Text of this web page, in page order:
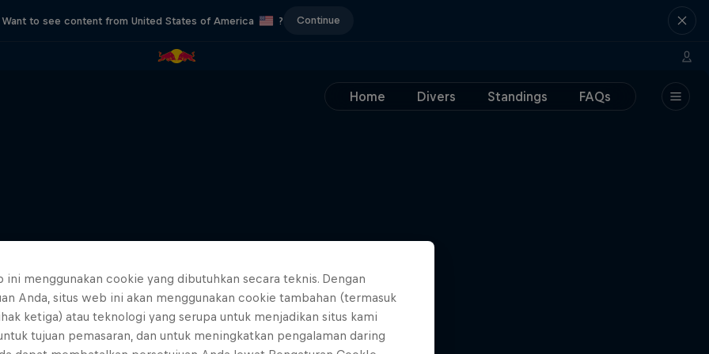
Want to see content from United States of America ? Continue
Home Divers Standings FAQs
ini menggunakan cookie yang dibutuhkan secara teknis. Dengan
Anda, situs web ini akan menggunakan cookie tambahan (termasuk
ketiga) atau teknologi yang serupa untuk menjadikan situs kami
tujuan pemasaran, dan untuk meningkatkan pengalaman daring